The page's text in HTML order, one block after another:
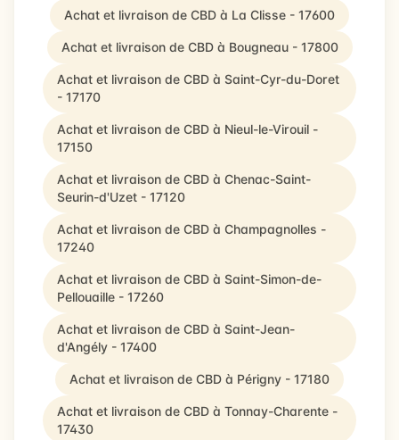
Achat et livraison de CBD à La Clisse - 17600
Achat et livraison de CBD à Bougneau - 17800
Achat et livraison de CBD à Saint-Cyr-du-Doret
- 17170
Achat et livraison de CBD à Nieul-le-Virouil -
17150
Achat et livraison de CBD à Chenac-Saint-
Seurin-d'Uzet - 17120
Achat et livraison de CBD à Champagnolles -
17240
Achat et livraison de CBD à Saint-Simon-de-
Pellouaille - 17260
Achat et livraison de CBD à Saint-Jean-
d'Angély - 17400
Achat et livraison de CBD à Périgny - 17180
Achat et livraison de CBD à Tonnay-Charente -
17430